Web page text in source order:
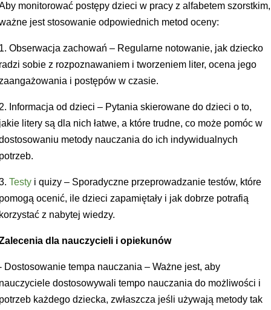
monitorować postępy dzieci w pracy z alfabetem szorstkim,
jest stosowanie odpowiednich metod oceny:
Obserwacja zachowań – Regularne notowanie, jak dziecko
sobie z rozpoznawaniem i tworzeniem liter, ocena jego
i postępów w czasie.
Informacja od dzieci – Pytania skierowane do dzieci o to,
litery są dla nich łatwe, a które trudne, co może pomóc w
metody nauczania do ich indywidualnych
Testy i quizy – Sporadyczne przeprowadzanie testów, które
ocenić, ile dzieci zapamiętały i jak dobrze potrafią
z nabytej wiedzy.
dla nauczycieli i opiekunów
Dostosowanie tempa nauczania – Ważne jest, aby
dostosowywali tempo nauczania do możliwości i
każdego dziecka, zwłaszcza jeśli używają metody tak